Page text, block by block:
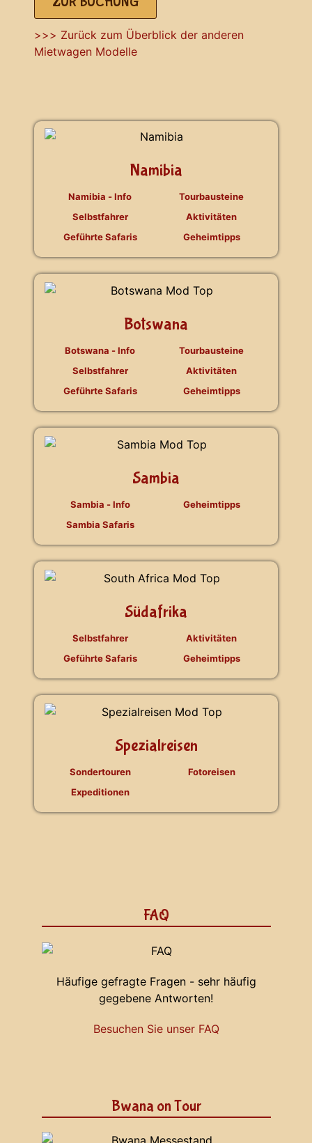
>>> Zurück zum Überblick der anderen
Mietwagen Modelle
Namibia
Namibia - Info
Selbstfahrer
Geführte Safaris
Tourbausteine
Aktivitäten
Geheimtipps
Botswana
Botswana - Info
Selbstfahrer
Geführte Safaris
Tourbausteine
Aktivitäten
Geheimtipps
Sambia
Sambia - Info
Sambia Safaris
Geheimtipps
Südafrika
Selbstfahrer
Geführte Safaris
Aktivitäten
Geheimtipps
Spezialreisen
Sondertouren
Expeditionen
Fotoreisen
FAQ
Häufige gefragte Fragen - sehr häufig
gegebene Antworten!
Besuchen Sie unser FAQ
Bwana on Tour